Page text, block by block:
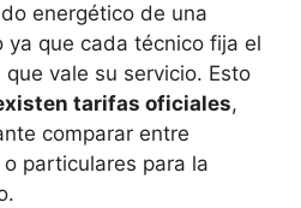
energético de una
ya que cada técnico fija el
vale su servicio. Esto
tarifas oficiales,
comparar entre
particulares para la